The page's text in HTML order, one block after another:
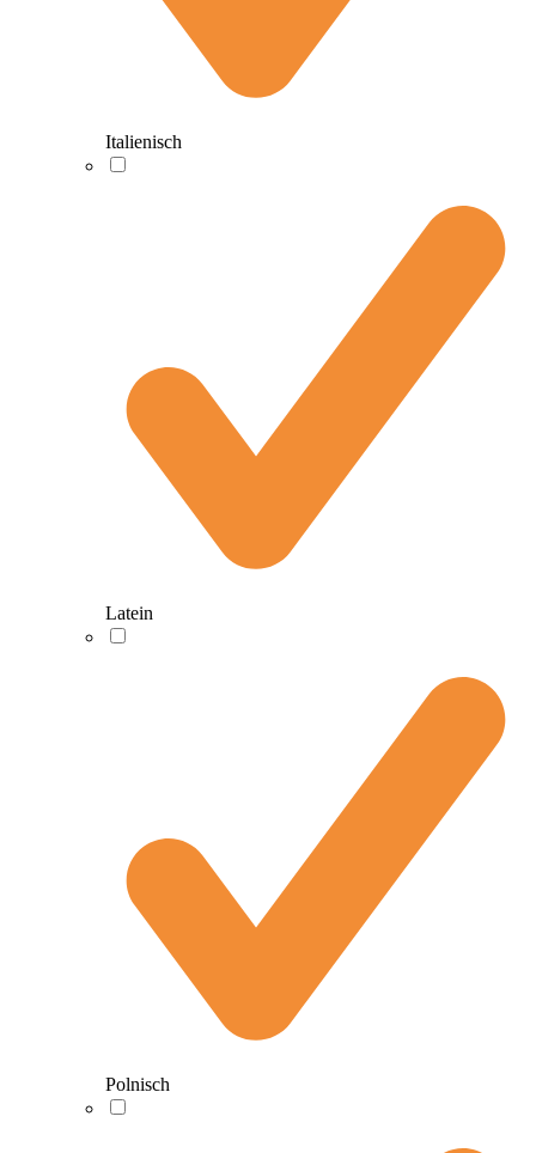
Italienisch
Latein
Polnisch